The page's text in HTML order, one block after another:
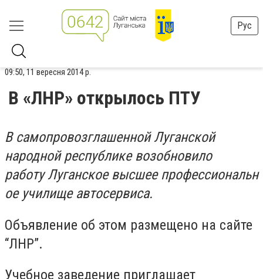
Рус
09:50, 11 вересня 2014 р.
В «ЛНР» открылось ПТУ
В самопровозглашенной Луганской
народной республике возобновило
работу Луганское высшее профессиональн
ое училище автосервиса.
Объявление об этом размещено на сайте
“ЛНР”.
Учебное заведение приглашает